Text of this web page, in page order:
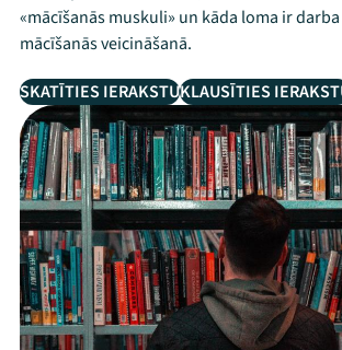
«mācīšanās muskuli» un kāda loma ir
mācīšanās veicināšanā.
SKATĪTIES IERAKSTUKLAUSĪTIES